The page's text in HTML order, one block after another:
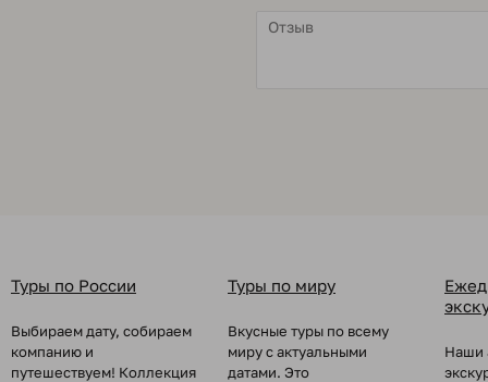
Туры по России
Выбираем дату, собираем
компанию и
путешествуем! Коллекция
Туры по миру
Вкусные туры по всему
миру с актуальными
датами. Это
Наши